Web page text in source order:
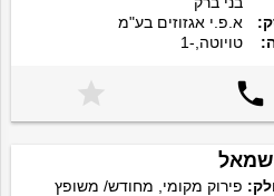
א.פ.י אגזוזים בע"מ
טויוטה,-1


פירוק מקומי, מחודש/ משופץ